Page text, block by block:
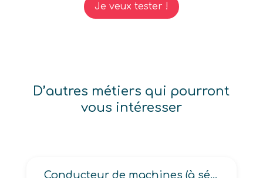
Je veux tester !
D’autres métiers qui pourront
vous intéresser
Conducteur de machines (à sérigraphier, de flexographie, d’impression)